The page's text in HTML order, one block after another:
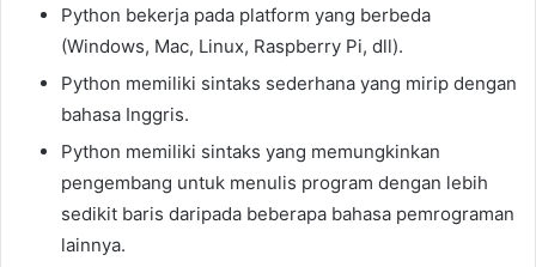
Python bekerja pada platform yang berbeda
(Windows, Mac, Linux, Raspberry Pi, dll).
Python memiliki sintaks sederhana yang mirip dengan
bahasa Inggris.
Python memiliki sintaks yang memungkinkan
pengembang untuk menulis program dengan lebih
sedikit baris daripada beberapa bahasa pemrograman
lainnya.